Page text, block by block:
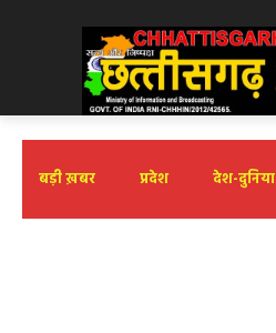
बड़ी ख़बर प्रदेश देश-दुनिया